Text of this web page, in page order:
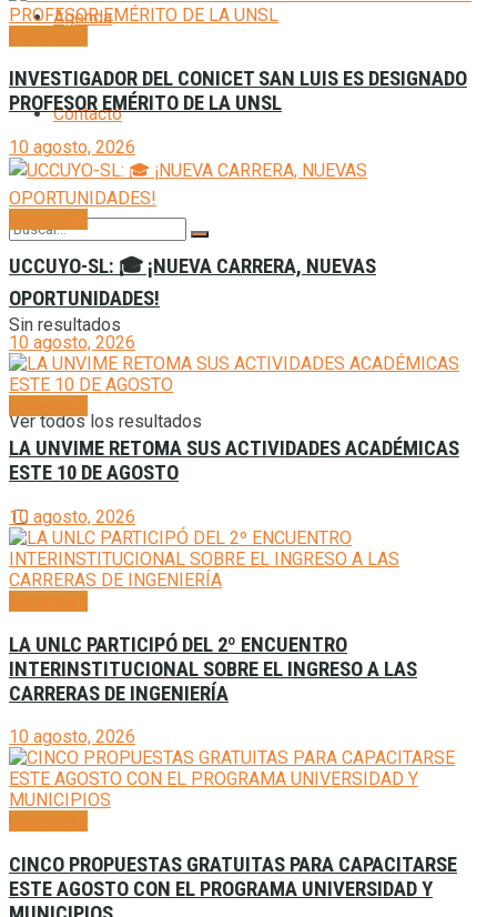
Agenda
Contacto
Sin resultados
Ver todos los resultados
INVESTIGADOR DEL CONICET SAN LUIS ES DESIGNADO
PROFESOR EMÉRITO DE LA UNSL
10 agosto, 2026
UCCUYO-SL: 🎓 ¡NUEVA CARRERA, NUEVAS
OPORTUNIDADES!
10 agosto, 2026
LA UNVIME RETOMA SUS ACTIVIDADES ACADÉMICAS
ESTE 10 DE AGOSTO
10 agosto, 2026
LA UNLC PARTICIPÓ DEL 2º ENCUENTRO
INTERINSTITUCIONAL SOBRE EL INGRESO A LAS
CARRERAS DE INGENIERÍA
10 agosto, 2026
CINCO PROPUESTAS GRATUITAS PARA CAPACITARSE
ESTE AGOSTO CON EL PROGRAMA UNIVERSIDAD Y